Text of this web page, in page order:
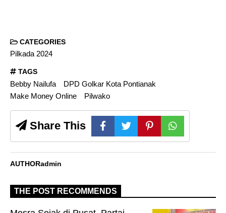
CATEGORIES
Pilkada 2024
TAGS
Bebby Nailufa
DPD Golkar Kota Pontianak
Make Money Online
Pilwako
Share This
AUTHORadmin
THE POST RECOMMENDS